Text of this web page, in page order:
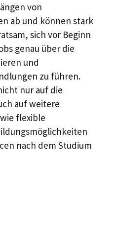
von
ab und können stark
sich vor Beginn
genau über die
und
zu führen.
nur auf die
auf weitere
flexible
nach dem Studium